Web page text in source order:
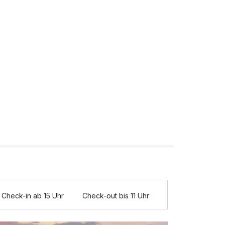
Check-in ab 15 Uhr Check-out bis 11 Uhr